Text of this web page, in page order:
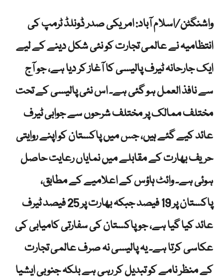
واشنگٹن/اسلام آباد: امریکی صدر ڈونلڈ ٹرمپ کی
انتظامیہ نے عالمی تجارت کو نئی شکل دینے کے لیے
ایک جارحانہ ٹیرف پالیسی کا آغاز کر دیا ہے، جو آج
سے نافذ العمل ہو گئی ہے۔ اس نئی پالیسی کے تحت
مختلف ممالک پر مختلف شرحوں سے جوابی ٹیرف
عائد کیے گئے ہیں، جس میں پاکستان کو اپنے روایتی
حریف بھارت کے مقابلے میں نمایاں رعایت حاصل
ہوئی ہے۔ وائٹ ہاؤس کے اعلامیے کے مطابق،
پاکستان پر 19 فیصد جبکہ بھارت پر 25 فیصد ٹیرف
عائد کیا گیا ہے، جو پاکستان کی سفارتی کامیابی کی
عکاسی کرتا ہے۔ یہ پالیسی نہ صرف عالمی تجارت
کے منظر نامے کو تبدیل کر رہی ہے بلکہ جنوبی ایشیا